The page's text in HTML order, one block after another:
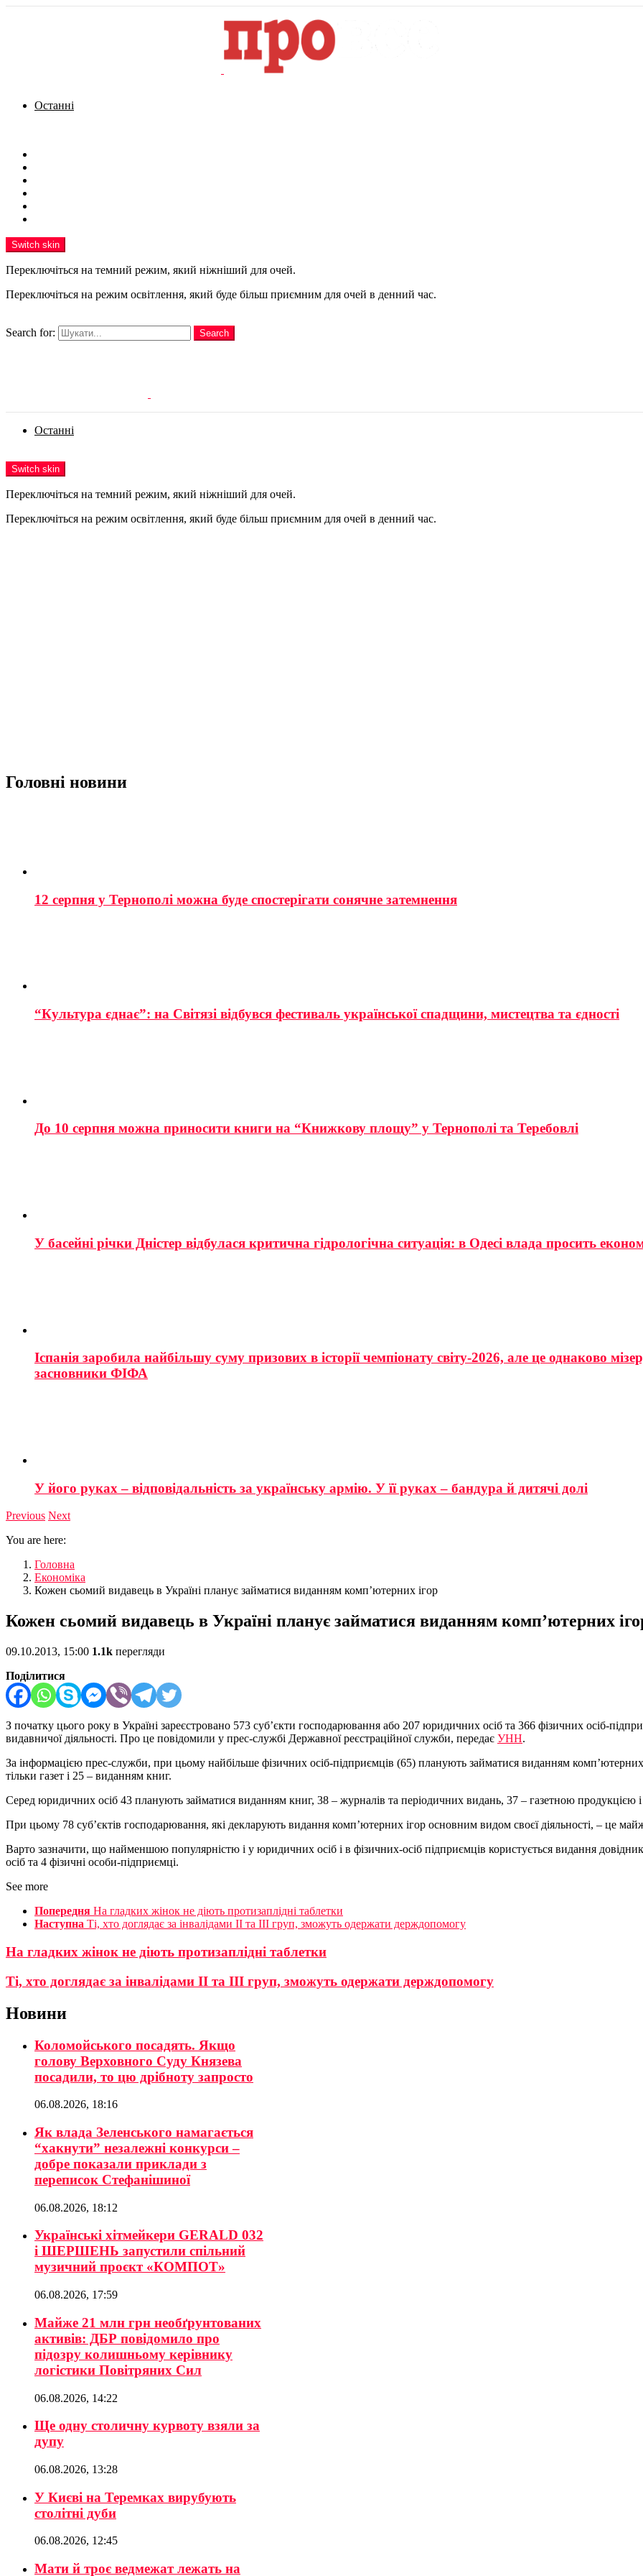
Останні
Switch skin
Переключіться на темний режим, який ніжніший для очей.
Переключіться на режим освітлення, який буде більш приємним для очей в денний час.
Search for:
Search
Останні
Switch skin
Переключіться на темний режим, який ніжніший для очей.
Переключіться на режим освітлення, який буде більш приємним для очей в денний час.
Головні новини
12 серпня у Тернополі можна буде спостерігати сонячне затемнення
“Культура єднає”: на Світязі відбувся фестиваль української спадщини, мистецтва та єдності
До 10 серпня можна приносити книги на “Книжкову площу” у Тернополі та Теребовлі
У басейні річки Дністер відбулася критична гідрологічна ситуація: в Одесі влада просить
Іспанія заробила найбільшу суму призових в історії чемпіонату світу-2026, але це однаково
засновники ФІФА
У його руках – відповідальність за українську армію. У її руках – бандура й дитячі долі
Previous Next
You are here:
Головна
Економіка
Кожен сьомий видавець в Україні планує займатися виданням комп’ютерних ігор
Кожен сьомий видавець в Україні планує займатися виданням комп’ютерних
09.10.2013, 15:00 1.1k перегляди
Поділитися
З початку цього року в Україні зареєстровано 573 суб’єкти господарювання або 207 юридичних осіб та 366 фізичних осіб-
видавничої діяльності. Про це повідомили у прес-службі Державної реєстраційної служби, передає УНН.
За інформацією прес-служби, при цьому найбільше фізичних осіб-підприємців (65) планують займатися виданням
тільки газет і 25 – виданням книг.
Серед юридичних осіб 43 планують займатися виданням книг, 38 – журналів та періодичних видань, 37 – газетною продукцією
При цьому 78 суб’єктів господарювання, які декларують видання комп’ютерних ігор основним видом своєї діяльності, – це
Варто зазначити, що найменшою популярністю і у юридичних осіб і в фізичних-осіб підприємців користується видання
осіб та 4 фізичні особи-підприємці.
See more
Попередня На гладких жінок не діють протизаплідні таблетки
Наступна Ті, хто доглядає за інвалідами ІІ та ІІІ груп, зможуть одержати держдопомогу
На гладких жінок не діють протизаплідні таблетки
Ті, хто доглядає за інвалідами ІІ та ІІІ груп, зможуть одержати держдопомогу
Новини
Коломойського посадять. Якщо
голову Верховного Суду Князева
посадили, то цю дрібноту запросто
06.08.2026, 18:16
Як влада Зеленського намагається
“хакнути” незалежні конкурси –
добре показали приклади з
переписок Стефанішиної
06.08.2026, 18:12
Українські хітмейкери GERALD 032
і ШЕРШЕНЬ запустили спільний
музичний проєкт «КОМПОТ»
06.08.2026, 17:59
Майже 21 млн грн необґрунтованих
активів: ДБР повідомило про
підозру колишньому керівнику
логістики Повітряних Сил
06.08.2026, 14:22
Ще одну столичну курвоту взяли за
дупу
06.08.2026, 13:28
У Києві на Теремках вирубують
столітні дуби
06.08.2026, 12:45
Мати й троє ведмежат лежать на